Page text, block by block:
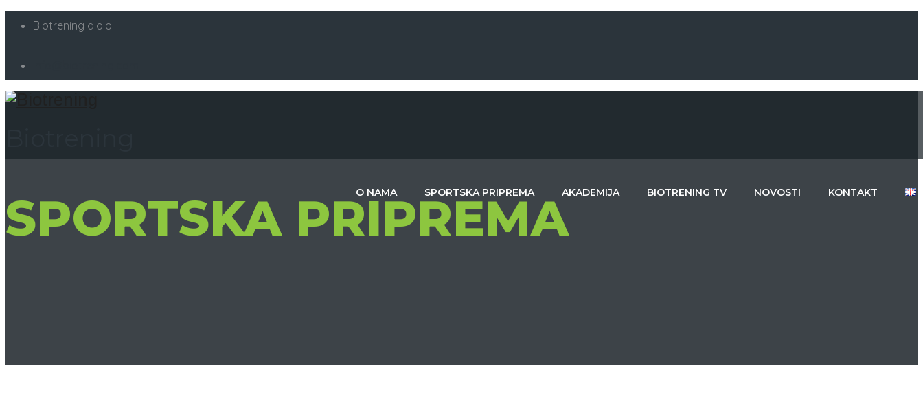
Biotrening d.o.o.
O NAMA SPORTSKA PRIPREMA AKADEMIJA BIOTRENING TV NOVOSTI KONTAKT
SPORTSKA PRIPREMA